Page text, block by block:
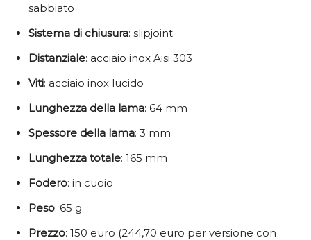
sabbiato
Sistema di chiusura: slipjoint
Distanziale: acciaio inox Aisi 303
Viti: acciaio inox lucido
Lunghezza della lama: 64 mm
Spessore della lama: 3 mm
Lunghezza totale: 165 mm
Fodero: in cuoio
Peso: 65 g
Prezzo: 150 euro (244,70 euro per versione con